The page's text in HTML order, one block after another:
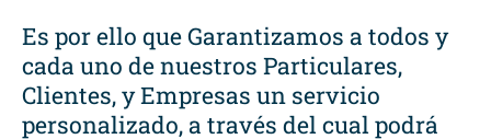
Es por ello que Garantizamos a todos y
cada uno de nuestros Particulares,
Clientes, y Empresas un servicio
personalizado, a través del cual podrá